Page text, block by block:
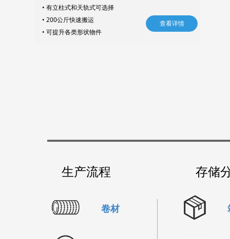
• 有立柱式和天轨式可选择
• 200公斤快速搬运
• 可提升各类形状物件
查看详情
生产流程
卷材
存储